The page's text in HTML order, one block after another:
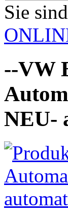
Sie
--VW
NEU-